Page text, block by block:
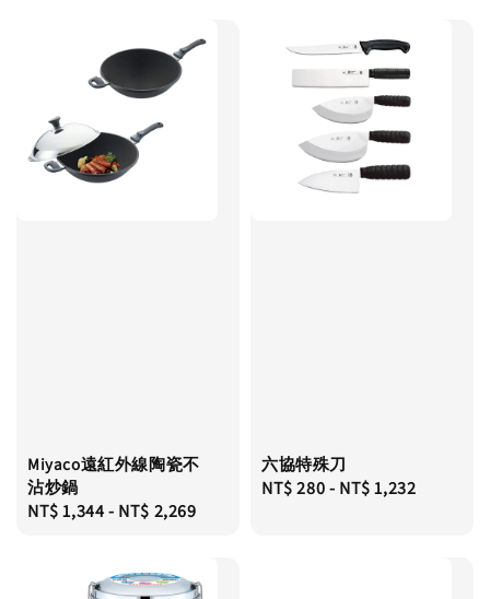
Miyaco遠紅外線陶瓷不
沾炒鍋
Regular
NT$ 1,344- NT$ 2,269
六協特殊刀
Regular
NT$ 280- NT$ 1,232